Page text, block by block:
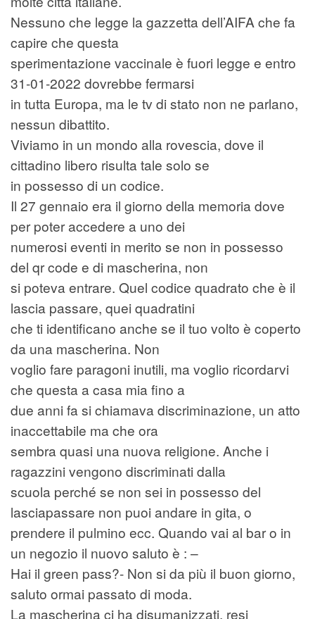
Nessuno che legge la gazzetta dell’AIFA che fa
capire che questa
sperimentazione vaccinale è fuori legge e entro
31-01-2022 dovrebbe fermarsi
in tutta Europa, ma le tv di stato non ne parlano,
nessun dibattito.
Viviamo in un mondo alla rovescia, dove il
cittadino libero risulta tale solo se
in possesso di un codice.
Il 27 gennaio era il giorno della memoria dove
per poter accedere a uno dei
numerosi eventi in merito se non in possesso
del qr code e di mascherina, non
si poteva entrare. Quel codice quadrato che è il
lascia passare, quei quadratini
che ti identificano anche se il tuo volto è coperto
da una mascherina. Non
voglio fare paragoni inutili, ma voglio ricordarvi
che questa a casa mia fino a
due anni fa si chiamava discriminazione, un atto
inaccettabile ma che ora
sembra quasi una nuova religione. Anche i
ragazzini vengono discriminati dalla
scuola perché se non sei in possesso del
lasciapassare non puoi andare in gita, o
prendere il pulmino ecc. Quando vai al bar o in
un negozio il nuovo saluto è : –
Hai il green pass?- Non si da più il buon giorno,
saluto ormai passato di moda.
La mascherina ci ha disumanizzati, resi